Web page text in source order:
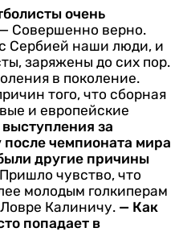
очень
— Совершенно верно.
Сербией наши люди, и
заряжены до сих пор.
в поколение.
того, что сборная
и европейские
за
чемпионата мира
другие причины
чувство, что
молодым голкиперам
Калиничу. — Как
попадает в